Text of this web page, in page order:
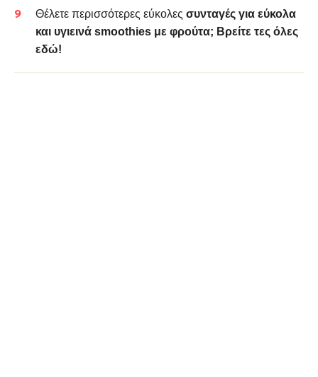
Θέλετε περισσότερες εύκολες συνταγές για εύκολα
και υγιεινά smoothies με φρούτα; Βρείτε τες όλες
εδώ!